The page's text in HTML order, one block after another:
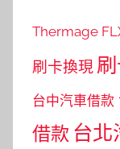
Thermage
刷卡換現
台中汽車借款
借款 台北